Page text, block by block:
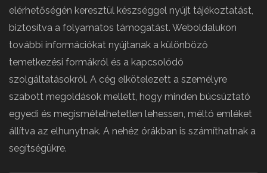
elérhetőségén keresztül készséggel nyújt tájékoztatást,
biztosítva a folyamatos támogatást. Weboldalukon
további információkat nyújtanak a különböző
temetkezési formákról és a kapcsolódó
szolgáltatásokról. A cég elkötelezett a személyre
szabott megoldások mellett, hogy minden búcsúztató
egyedi és megismételhetetlen lehessen, méltó emléket
állítva az elhunytnak. A nehéz órákban is számíthatnak a
segítségükre.